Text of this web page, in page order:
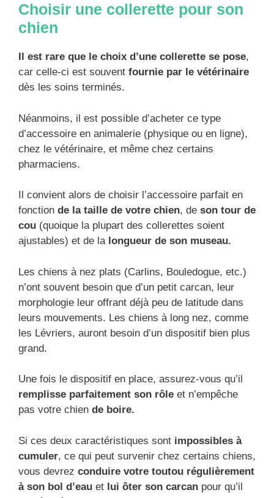
Choisir une collerette pour son
chien
Il est rare que le choix d’une collerette se pose,
car celle-ci est souvent fournie par le vétérinaire
dès les soins terminés.
Néanmoins, il est possible d’acheter ce type
d’accessoire en animalerie (physique ou en ligne),
chez le vétérinaire, et même chez certains
pharmaciens.
Il convient alors de choisir l’accessoire parfait en
fonction de la taille de votre chien, de son tour de
cou (quoique la plupart des collerettes soient
ajustables) et de la longueur de son museau.
Les chiens à nez plats (Carlins, Bouledogue, etc.)
n’ont souvent besoin que d’un petit carcan, leur
morphologie leur offrant déjà peu de latitude dans
leurs mouvements. Les chiens à long nez, comme
les Lévriers, auront besoin d’un dispositif bien plus
grand.
Une fois le dispositif en place, assurez-vous qu’il
remplisse parfaitement son rôle et n’empêche
pas votre chien de boire.
Si ces deux caractéristiques sont impossibles à
cumuler, ce qui peut survenir chez certains chiens,
vous devrez conduire votre toutou régulièrement
à son bol d’eau et lui ôter son carcan pour qu’il